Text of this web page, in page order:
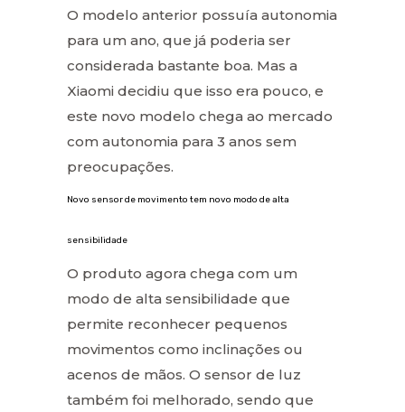
O modelo anterior possuía autonomia
para um ano, que já poderia ser
considerada bastante boa. Mas a
Xiaomi decidiu que isso era pouco, e
este novo modelo chega ao mercado
com autonomia para 3 anos sem
preocupações.
Novo sensor de movimento tem novo modo de alta
sensibilidade
O produto agora chega com um
modo de alta sensibilidade que
permite reconhecer pequenos
movimentos como inclinações ou
acenos de mãos. O sensor de luz
também foi melhorado, sendo que